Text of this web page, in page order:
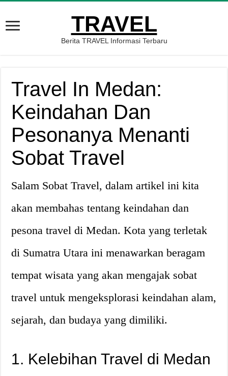
TRAVEL
Berita TRAVEL Informasi Terbaru
Travel In Medan:
Keindahan Dan
Pesonanya Menanti
Sobat Travel
Salam Sobat Travel, dalam artikel ini kita
akan membahas tentang keindahan dan
pesona travel di Medan. Kota yang terletak
di Sumatra Utara ini menawarkan beragam
tempat wisata yang akan mengajak sobat
travel untuk mengeksplorasi keindahan alam,
sejarah, dan budaya yang dimiliki.
1. Kelebihan Travel di Medan